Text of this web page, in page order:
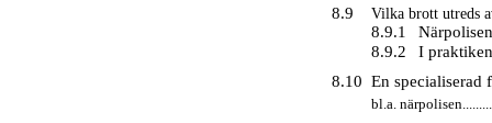
8.9
Vilka brott utreds
8.9.1
8.9.2
I
8.10 En specialiserad
bl.a.